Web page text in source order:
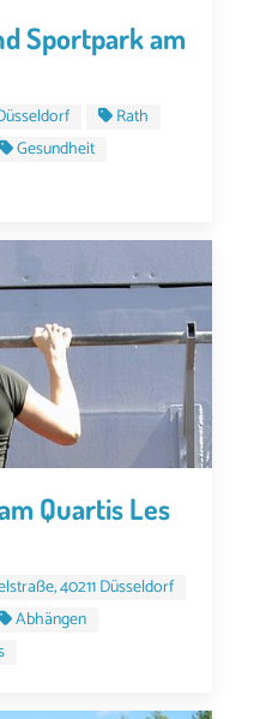
Sportpark am
Rath
Gesundheit
Quartis Les
40211 Düsseldorf
Abhängen